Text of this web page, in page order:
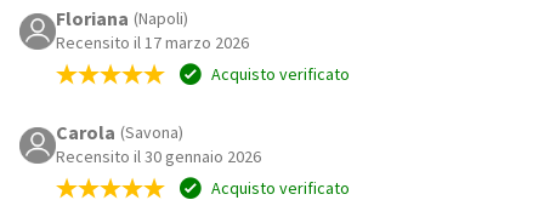
Floriana (Napoli)
Recensito il 17 marzo 2026
Acquisto verificato
Carola (Savona)
Recensito il 30 gennaio 2026
Acquisto verificato